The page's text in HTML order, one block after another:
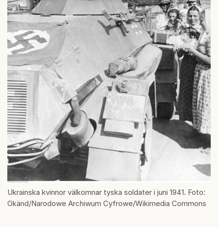
Ukrainska kvinnor välkomnar tyska soldater i juni 1941. Foto:
Okänd/Narodowe Archiwum Cyfrowe/Wikimedia Commons